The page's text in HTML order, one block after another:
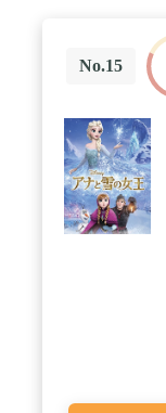
No.15